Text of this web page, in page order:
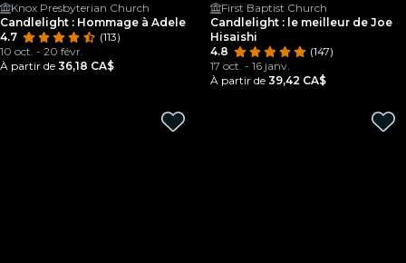
Knox Presbyterian Church
Candlelight : Hommage à Adele
4.7
(113)
10 oct. - 20 févr.
À partir de 36,18 CA$
First Baptist Church
Candlelight : le meilleur de Joe
Hisaishi
4.8
(147)
17 oct. - 16 janv.
À partir de 39,42 CA$